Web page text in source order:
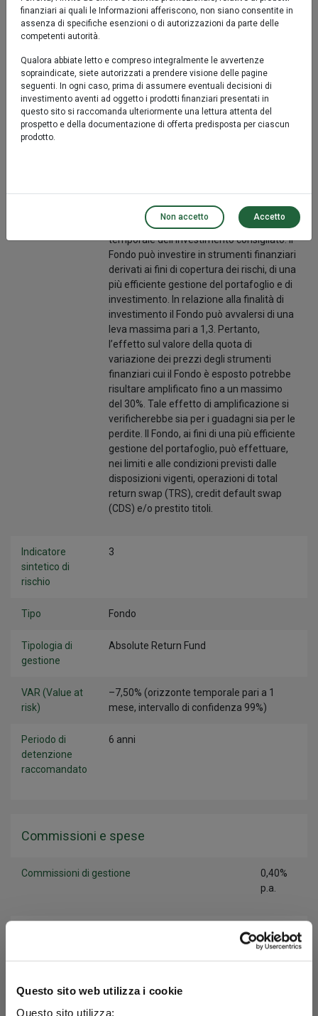
Questo sito web utilizza i cookie
Questo sito utilizza:
presentano vincoli predeterminati
relativamente alla tipologia di emittenti,
settori economici. Gli investimenti sono
effettuati in strumenti finanziari quotati in
Mercati Regolamentati. In via residuale e
nei limiti previsti dalla normativa vigente
sono ammessi anche investimenti in
(includendo i derivati) è pari a massimo 6
anni e comunque tendenzialmente
decrescente in relazione all’orizzonte
temporale dell’investimento consigliato. Il
Fondo può investire in strumenti finanziari
derivati ai fini di copertura dei rischi, di una
più efficiente gestione del portafoglio e di
investimento. In relazione alla finalità di
investimento il Fondo può avvalersi di una
leva massima pari a 1,3. Pertanto,
l’effetto sul valore della quota di
variazione dei prezzi degli strumenti
finanziari cui il Fondo è esposto potrebbe
risultare amplificato fino a un massimo
del 30%. Tale effetto di amplificazione si
verificherebbe sia per i guadagni sia per le
perdite. Il Fondo, ai fini di una più efficiente
gestione del portafoglio, può effettuare,
nei limiti e alle condizioni previsti dalle
disposizioni vigenti, operazioni di total
return swap (TRS), credit default swap
(CDS) e/o prestito titoli.
Indicatore
sintetico di
rischio
3
Tipo Fondo
Tipologia di
gestione
Absolute Return Fund
VAR (Value at
risk)
–7,50% (orizzonte temporale pari a 1
mese, intervallo di confidenza 99%)
Periodo di
detenzione
raccomandato
6 anni
Commissioni e spese
Commissioni di gestione
0,40%
p.a.
Non
previste
finanziari ai quali le Informazioni afferiscono, non siano consentite in
assenza di specifiche esenzioni o di autorizzazioni da parte delle
competenti autorità.
Qualora abbiate letto e compreso integralmente le avvertenze
sopraindicate, siete autorizzati a prendere visione delle pagine
seguenti. In ogni caso, prima di assumere eventuali decisioni di
investimento aventi ad oggetto i prodotti finanziari presentati in
questo sito si raccomanda ulteriormente una lettura attenta del
prospetto e della documentazione di offerta predisposta per ciascun
prodotto.
Non accetto Accetto